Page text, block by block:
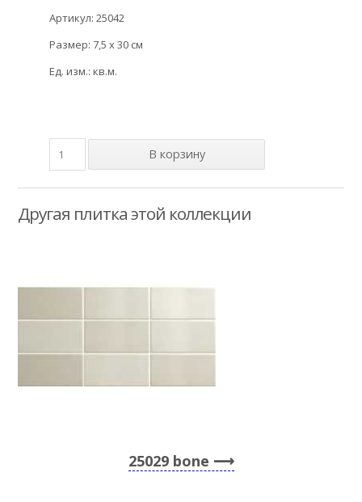
Артикул: 25042
Размер: 7,5 x 30 см
Ед. изм.: кв.м.
Другая плитка этой коллекции
25029 bone